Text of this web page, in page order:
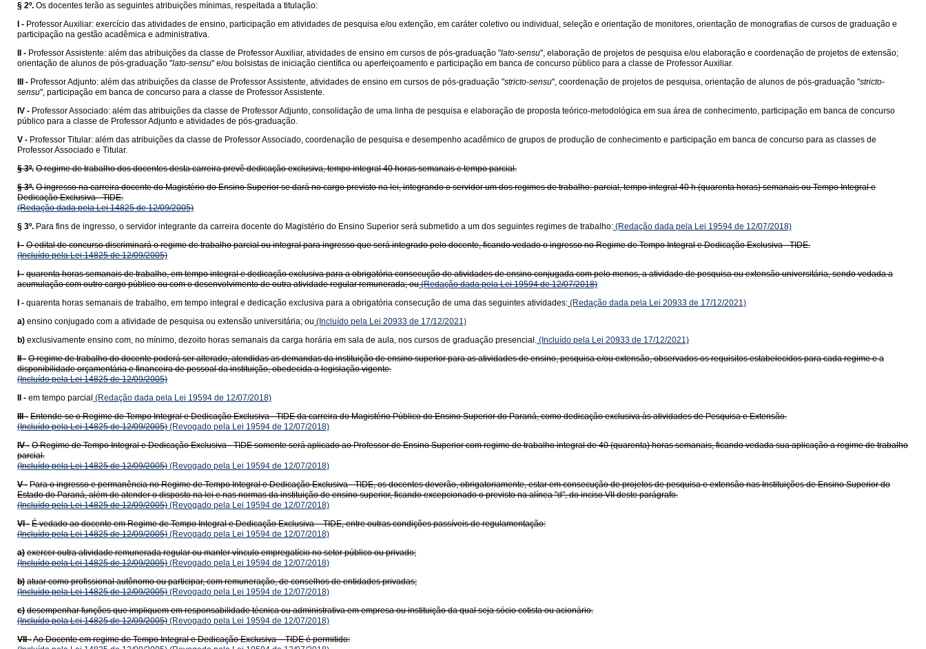
§ 2º. Os docentes terão as seguintes atribuições mínimas, respeitada a titulação:
I - Professor Auxiliar: exercício das atividades de ensino, participação em atividades de pesquisa e/ou extenção, em caráter coletivo ou individual, seleção e orientação de monitores, orientação de monografias de cursos de graduação e
participação na gestão acadêmica e administrativa.
II - Professor Assistente: além das atribuições da classe de Professor Auxiliar, atividades de ensino em cursos de pós-graduação "lato-sensu", elaboração de projetos de pesquisa e/ou elaboração e coordenação de projetos de extensão;
orientação de alunos de pós-graduação "lato-sensu" e/ou bolsistas de iniciação científica ou aperfeiçoamento e participação em banca de concurso público para a classe de Professor Auxiliar.
III - Professor Adjunto: além das atribuições da classe de Professor Assistente, atividades de ensino em cursos de pós-graduação "stricto-sensu", coordenação de projetos de pesquisa, orientação de alunos de pós-graduação "stricto-
sensu", participação em banca de concurso para a classe de Professor Assistente.
IV - Professor Associado: além das atribuições da classe de Professor Adjunto, consolidação de uma linha de pesquisa e elaboração de proposta teórico-metodológica em sua área de conhecimento, participação em banca de concurso
público para a classe de Professor Adjunto e atividades de pós-graduação.
V - Professor Titular: além das atribuições da classe de Professor Associado, coordenação de pesquisa e desempenho acadêmico de grupos de produção de conhecimento e participação em banca de concurso para as classes de
Professor Associado e Titular.
§ 3º. O regime de trabalho dos docentes desta carreira prevê dedicação exclusiva, tempo integral 40 horas semanais e tempo parcial.
§ 3º. O ingresso na carreira docente do Magistério do Ensino Superior se dará no cargo previsto na lei, integrando o servidor um dos regimes de trabalho: parcial, tempo integral 40 h (quarenta horas) semanais ou Tempo Integral e
Dedicação Exclusiva - TIDE.
(Redação dada pela Lei 14825 de 12/09/2005)
§ 3º. Para fins de ingresso, o servidor integrante da carreira docente do Magistério do Ensino Superior será submetido a um dos seguintes regimes de trabalho: (Redação dada pela Lei 19594 de 12/07/2018)
I - O edital de concurso discriminará o regime de trabalho parcial ou integral para ingresso que será integrado pelo docente, ficando vedado o ingresso no Regime de Tempo Integral e Dedicação Exclusiva - TIDE.
(Incluído pela Lei 14825 de 12/09/2005)
I - quarenta horas semanais de trabalho, em tempo integral e dedicação exclusiva para a obrigatória consecução de atividades de ensino conjugada com pelo menos, a atividade de pesquisa ou extensão universitária, sendo vedada a
acumulação com outro cargo público ou com o desenvolvimento de outra atividade regular remunerada; ou(Redação dada pela Lei 19594 de 12/07/2018)
I - quarenta horas semanais de trabalho, em tempo integral e dedicação exclusiva para a obrigatória consecução de uma das seguintes atividades: (Redação dada pela Lei 20933 de 17/12/2021)
a) ensino conjugado com a atividade de pesquisa ou extensão universitária; ou (Incluído pela Lei 20933 de 17/12/2021)
b) exclusivamente ensino com, no mínimo, dezoito horas semanais da carga horária em sala de aula, nos cursos de graduação presencial. (Incluído pela Lei 20933 de 17/12/2021)
II - O regime de trabalho do docente poderá ser alterado, atendidas as demandas da instituição de ensino superior para as atividades de ensino, pesquisa e/ou extensão, observados os requisitos estabelecidos para cada regime e a
disponibilidade orçamentária e financeira de pessoal da instituição, obedecida a legislação vigente.
(Incluído pela Lei 14825 de 12/09/2005)
II - em tempo parcial (Redação dada pela Lei 19594 de 12/07/2018)
III - Entende-se o Regime de Tempo Integral e Dedicação Exclusiva - TIDE da carreira do Magistério Público do Ensino Superior do Paraná, como dedicação exclusiva às atividades de Pesquisa e Extensão.
(Incluído pela Lei 14825 de 12/09/2005) (Revogado pela Lei 19594 de 12/07/2018)
IV - O Regime de Tempo Integral e Dedicação Exclusiva - TIDE somente será aplicado ao Professor de Ensino Superior com regime de trabalho integral de 40 (quarenta) horas semanais, ficando vedada sua aplicação a regime de trabalho
parcial.
(Incluído pela Lei 14825 de 12/09/2005) (Revogado pela Lei 19594 de 12/07/2018)
V - Para o ingresso e permanência no Regime de Tempo Integral e Dedicação Exclusiva - TIDE, os docentes deverão, obrigatoriamente, estar em consecução de projetos de pesquisa e extensão nas Instituições de Ensino Superior do
Estado do Paraná, além de atender o disposto na lei e nas normas da instituição de ensino superior, ficando excepcionado o previsto na alínea "d", do inciso VII deste parágrafo.
(Incluído pela Lei 14825 de 12/09/2005) (Revogado pela Lei 19594 de 12/07/2018)
VI - É vedado ao docente em Regime de Tempo Integral e Dedicação Exclusiva – TIDE, entre outras condições passíveis de regulamentação:
(Incluído pela Lei 14825 de 12/09/2005) (Revogado pela Lei 19594 de 12/07/2018)
a) exercer outra atividade remunerada regular ou manter vínculo empregatício no setor público ou privado;
(Incluído pela Lei 14825 de 12/09/2005) (Revogado pela Lei 19594 de 12/07/2018)
b) atuar como profissional autônomo ou participar, com remuneração, de conselhos de entidades privadas;
(Incluído pela Lei 14825 de 12/09/2005) (Revogado pela Lei 19594 de 12/07/2018)
c) desempenhar funções que impliquem em responsabilidade técnica ou administrativa em empresa ou instituição da qual seja sócio cotista ou acionário.
(Incluído pela Lei 14825 de 12/09/2005) (Revogado pela Lei 19594 de 12/07/2018)
VII -Ao Docente em regime de Tempo Integral e Dedicação Exclusiva – TIDE é permitido: